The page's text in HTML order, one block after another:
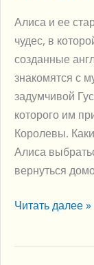
Алиса и ее
чудес, в
созданные
знакомятся с
задумчивой
которого им
Королевы.
Алиса
вернуться
Старая
Ладога!
Театр
«На
Литейном»
представляет
спектакль-
игру
по
сказки
Кэрролла.
Читать далее »